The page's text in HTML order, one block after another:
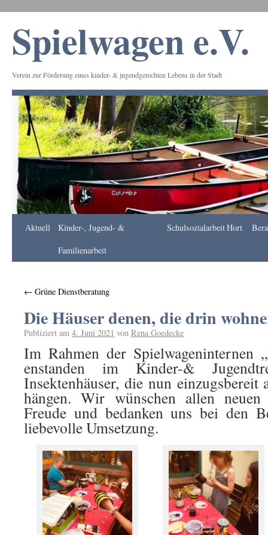
Spielwagen e.V.
Verein zur Förderung eines kinder- & jugendgerechten Lebens in der Stadt
Apotheke
Aktuell
Kinder-, Jugend- &
Familienarbeit
SchulsozialarbeitHort
← Grüne Dienstberatung
Die Häuser denen, die drin
Publiziert am 4. Juni 2021 von Rena Goedecke
Im Rahmen der Spielwageninternen
enstanden im Kinder-&
Insektenhäuser, die nun
hängen. Wir wünschen allen
Freude und bedanken uns bei den
liebevolle Umsetzung.